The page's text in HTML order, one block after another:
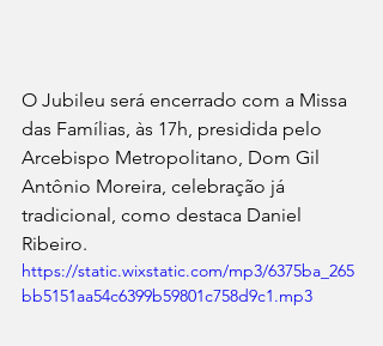
O Jubileu será encerrado com a Missa
das Famílias, às 17h, presidida pelo
Arcebispo Metropolitano, Dom Gil
Antônio Moreira, celebração já
tradicional, como destaca Daniel
Ribeiro.
https://static.wixstatic.com/mp3/6375ba_265
bb5151aa54c6399b59801c758d9c1.mp3